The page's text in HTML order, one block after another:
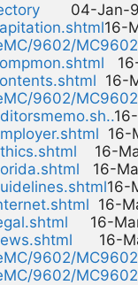
04-Jan-
16-
9602/
16-
9602/
16-
16-
16-
16-
16-
16-
9602/
9602/